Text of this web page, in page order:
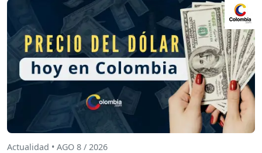
Actualidad • AGO 8 / 2026